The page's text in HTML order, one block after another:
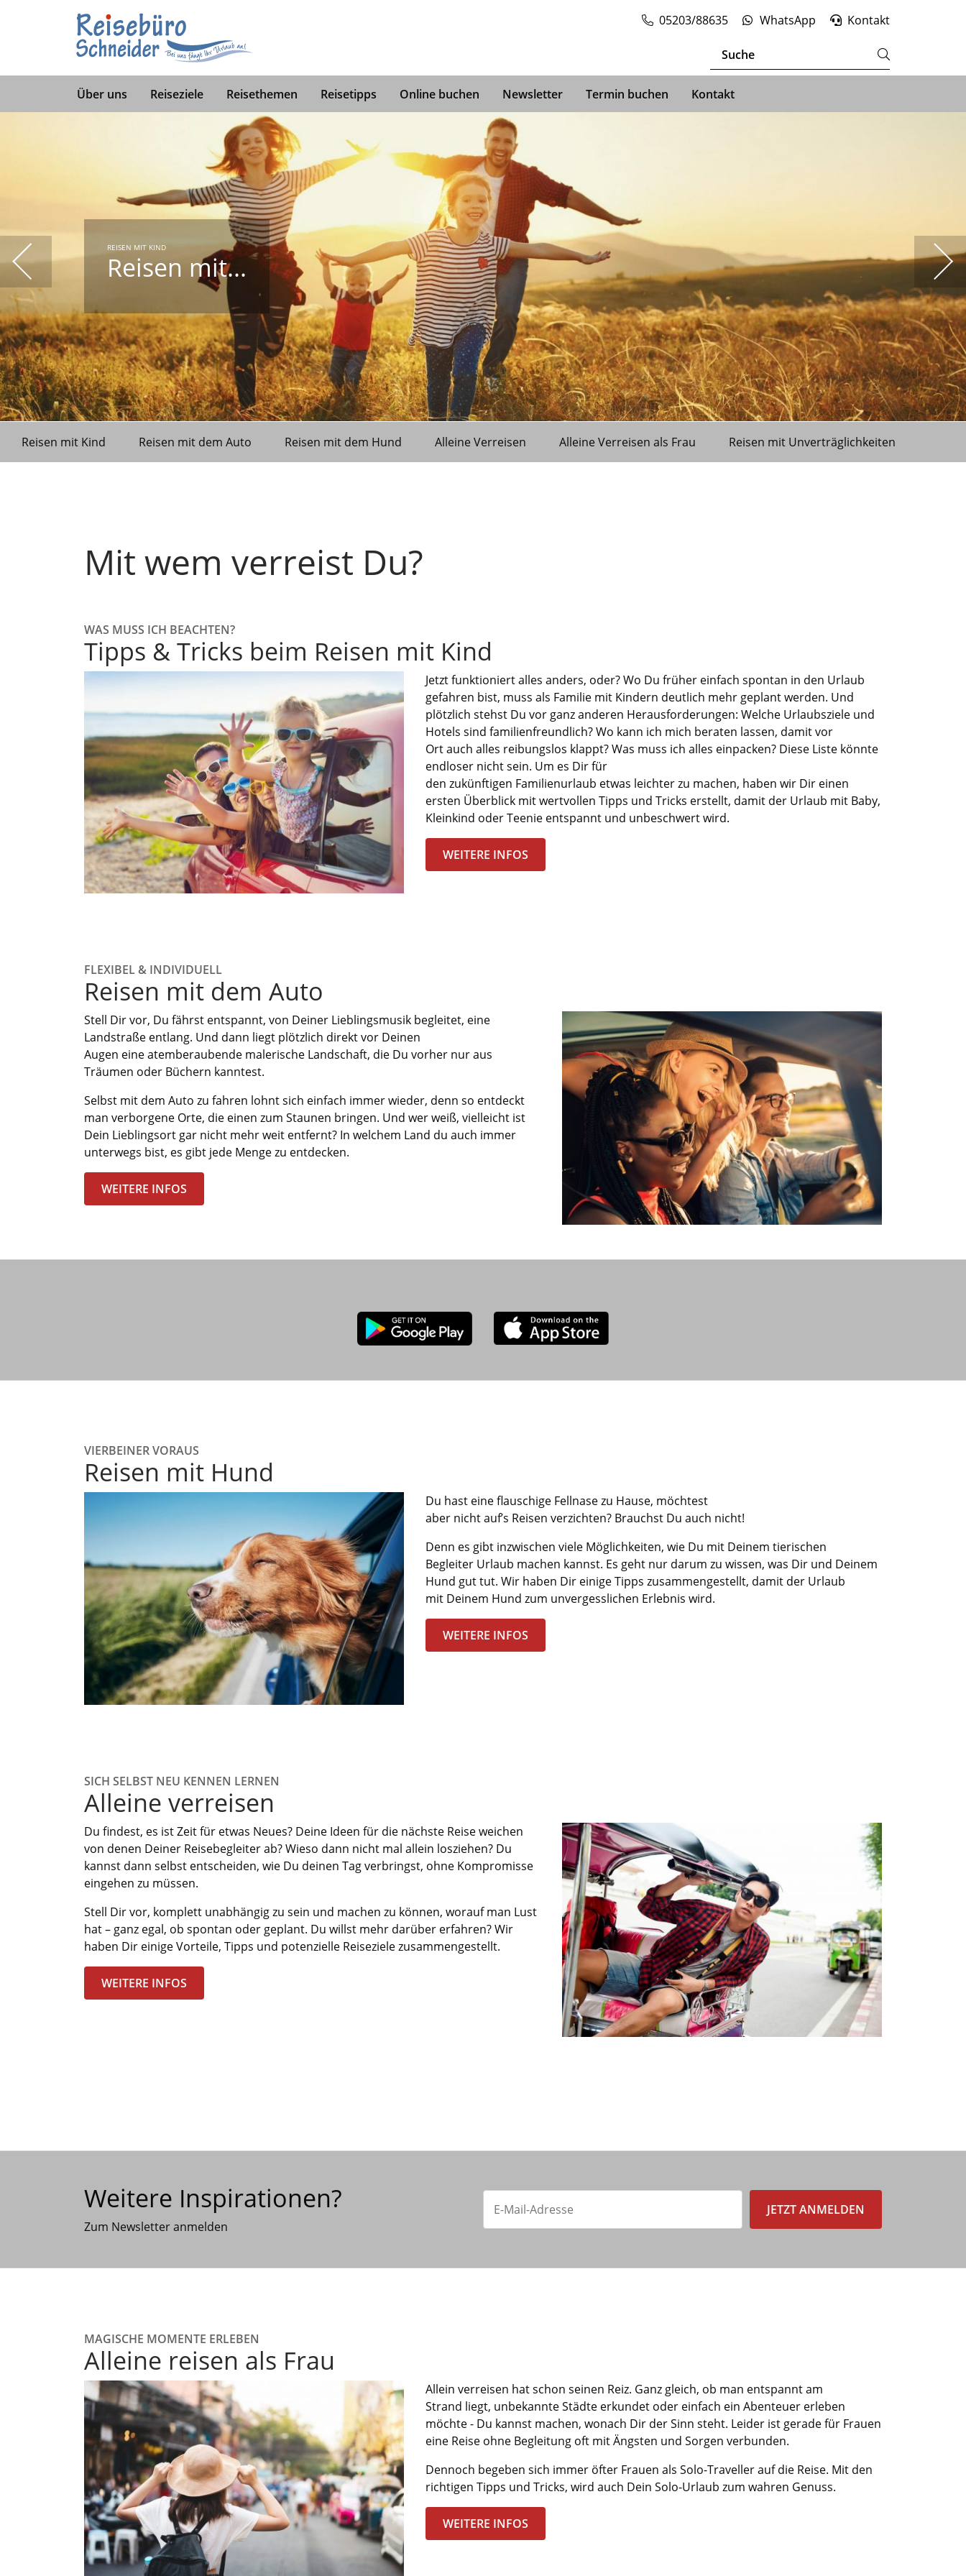
05203/88635 WhatsApp Kontakt
Über uns Reiseziele Reisethemen Reisetipps Online buchen Newsletter Termin buchen Kontakt
REISEN MIT DEM AUTO
Reisen mit...
Reisen mit Kindern Reisen mit dem Auto Alleine reisen als Frau Reisen mit Unverträglichkeiten
Reisen mit Kind Reisen mit dem Auto Reisen mit dem Hund Alleine Verreisen Alleine Verreisen als Frau Reisen mit Unverträglichkeiten
Mit wem verreist Du?
WAS MUSS ICH BEACHTEN?
Tipps & Tricks beim Reisen mit Kind
Jetzt funktioniert alles anders, oder?Wo Du früher einfach spontan in den Urlaub
gefahren bist, muss als Familie mit Kindern deutlich mehr geplant werden. Und
plötzlich stehst Du vor ganz anderen Herausforderungen: Welche Urlaubsziele und
Hotels sind familienfreundlich?Wo kann ich mich beraten lassen, damitvor
Ortauch alles reibungslos klappt? Was muss ich alles einpacken? Diese Liste könnte
endloser nicht sein. Um es Dirfür
den zukünftigen Familienurlaub etwas leichterzu machen, haben wir Dir einen
ersten Überblick mit wertvollen Tipps und Tricks erstellt, damit der Urlaub mit Baby,
Kleinkind oderTeenie entspannt und unbeschwert wird.
WEITERE INFOS
FLEXIBEL & INDIVIDUELL
Reisen mit dem Auto
Stell Dir vor, Du fährst entspannt, von Deiner Lieblingsmusik begleitet, eine
Landstraße entlang. Und dann liegt plötzlich direkt vor Deinen
Augen eineatemberaubende malerische Landschaft, die Du vorher nur aus
Träumen oder Büchern kanntest.
Selbst mit dem Auto zu fahren lohnt sich einfach immer wieder, denn so entdeckt
man verborgene Orte, die einen zum Staunen bringen. Und wer weiß, vielleicht ist
Dein Lieblingsort gar nicht mehr weit entfernt? In welchem Land du auch immer
unterwegs bist, es gibt jede Menge zu entdecken.
WEITERE INFOS
VIERBEINER VORAUS
Reisen mit Hund
Du hast eine flauschige Fellnasezu Hause, möchtest
aber nichtauf’s Reisen verzichten? Brauchst Du auch nicht!
Denn es gibt inzwischen viele Möglichkeiten, wie Du mit Deinem tierischen
Begleiter Urlaub machen kannst. Es geht nur darum zu wissen, was Dir und Deinem
Hund guttut. Wir haben Dir einige Tipps zusammengestellt, damit der Urlaub
mit Deinem Hund zum unvergesslichen Erlebnis wird.
WEITERE INFOS
SICH SELBST NEU KENNEN LERNEN
Alleine verreisen
Du findest, es ist Zeit für etwas Neues? Deine Ideen für die nächste Reise weichen
von denen Deiner Reisebegleiter ab?Wieso dann nicht mal allein losziehen? Du
kannst dann selbst entscheiden, wie Du deinen Tag verbringst, ohne Kompromisse
eingehen zu müssen.
Stell Dir vor, komplett unabhängig zu sein und machen zu können, woraufman Lust
hat – ganz egal, ob spontan oder geplant. Du willst mehr darüber erfahren? Wir
haben Dir einige Vorteile, Tipps und potenzielle Reiseziele zusammengestellt.
WEITERE INFOS
Weitere Inspirationen?
Zum Newsletter anmelden
JETZT ANMELDEN
MAGISCHE MOMENTE ERLEBEN
Alleine reisen als Frau
Allein verreisen hat schon seinen Reiz. Ganz gleich, ob man entspannt am
Strand liegt, unbekannte Städte erkundet oder einfach ein Abenteuer erleben
möchte- Du kannst machen, wonach Dir der Sinn steht. Leider ist gerade für Frauen
eine Reise ohne Begleitung oft mit Ängsten und Sorgen verbunden.
Dennoch begeben sich immer öfter Frauen als Solo-Traveller auf die Reise. Mit den
richtigen Tipps und Tricks, wird auch Dein Solo-Urlaub zum wahren Genuss.
WEITERE INFOS